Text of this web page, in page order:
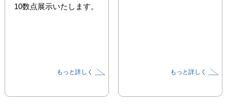
10数点展示いたします。
もっと詳しく もっと詳しく